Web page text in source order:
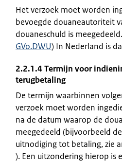
Het verzoek moet worden
bevoegde douaneautoriteit
douaneschuld is
GVo.DWU) In Nederland is
2.2.1.4 Termijn voor
terugbetaling
De termijn waarbinnen
verzoek moet worden
na de datum waarop de
meegedeeld (bijvoorbeeld
uitnodiging tot betaling, zie
). Een uitzondering hierop is